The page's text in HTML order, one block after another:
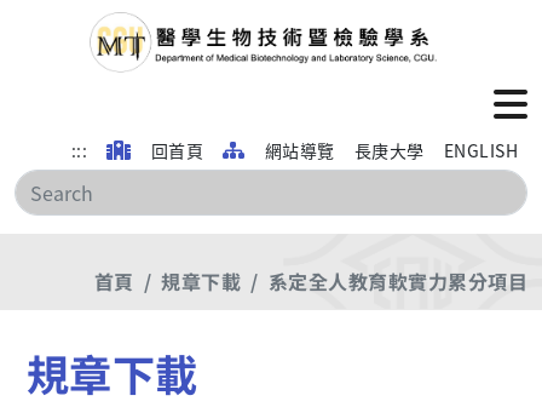
::: 回首頁 網站導覽 長庚大學 ENGLISH
搜
首頁 規章下載 系定全人教育軟實力累分項目
規章下載